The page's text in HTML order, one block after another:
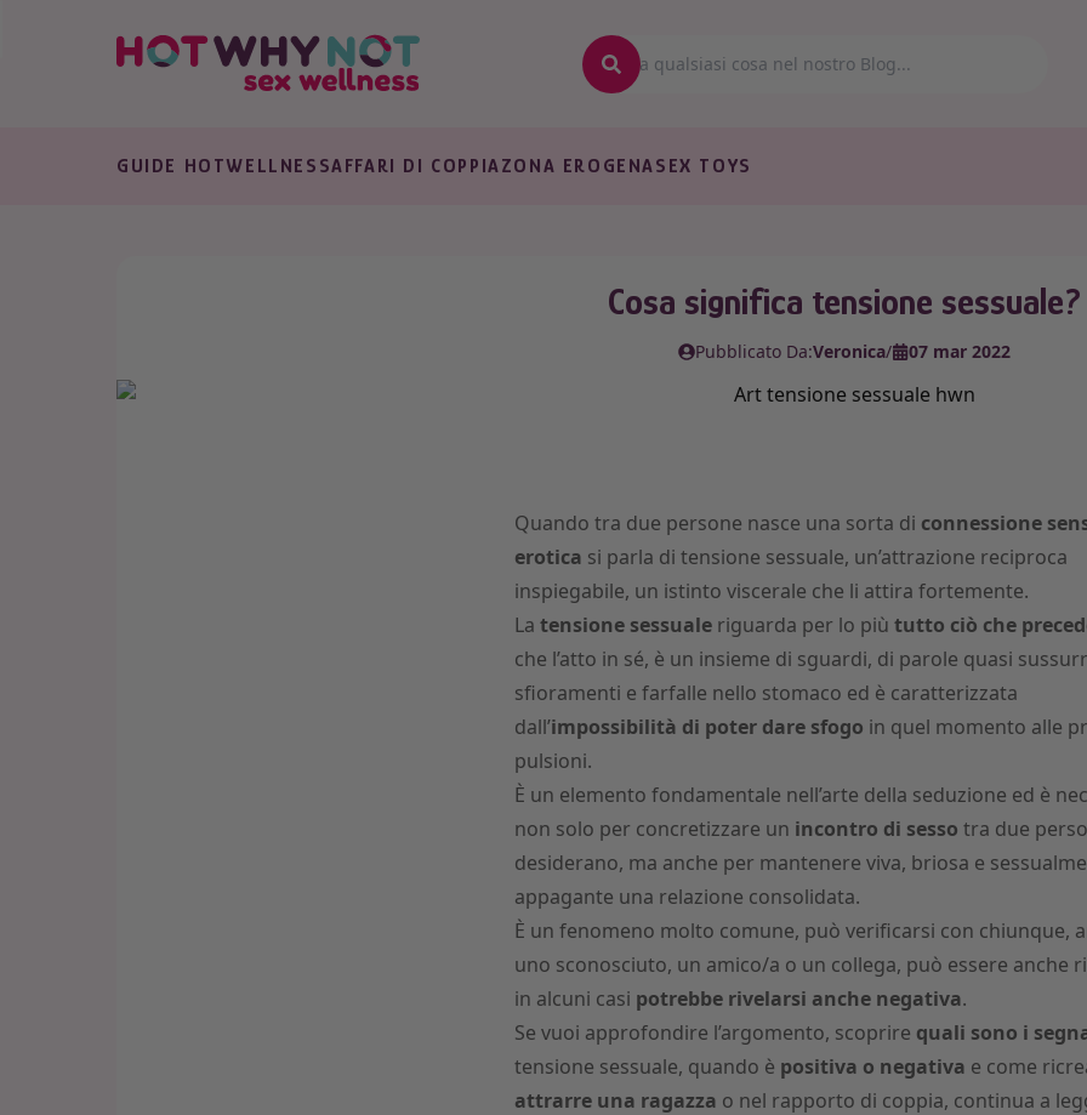
GUIDE HOTWELLNESSAFFARI DI COPPIAZONA EROGENASEX TOYS
Cosa significa tensione sessuale?
Pubblicato Da:Veronica/ 07 mar 2022
Quando tra due persone nasce una sorta di connessione
erotica si parla di tensione sessuale, un’attrazione reciproca
inspiegabile, un istinto viscerale che li attira fortemente.
La tensione sessualeriguarda per lo più tutto ciò che
che l’atto in sé, è un insieme di sguardi, di parole quasi
sfioramenti e farfalle nello stomaco ed è caratterizzata
dall’impossibilità di poter dare sfogo in quel momento alle
pulsioni.
È un elemento fondamentale nell’arte della seduzione ed è
non solo per concretizzare un incontro di sesso tra due
desiderano, ma anche per mantenere viva, briosa e
appagante una relazione consolidata.
È un fenomeno molto comune, può verificarsi con chiunque,
uno sconosciuto, un amico/a o un collega, può essere anche
in alcuni casi potrebbe rivelarsi anche negativa.
Se vuoi approfondire l’argomento, scoprire quali sono i
tensione sessuale, quando è positiva o negativa e come
attrarre una ragazza o nel rapporto di coppia, continua a